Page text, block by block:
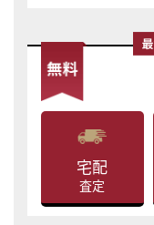
宅配
査定